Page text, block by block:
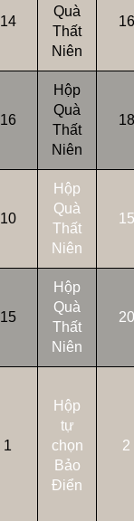
14
Quà
Thất
Niên
16
16
Hộp
Quà
Thất
Niên
18
10
Hộp
Quà
Thất
Niên
15
15
Hộp
Quà
Thất
Niên
20
1
Hộp
tự
chọn
Bảo
Điển
2